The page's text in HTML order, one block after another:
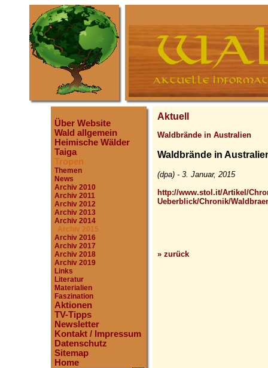
Über Website
Wald allgemein
Heimische Wälder
Taiga
Tropen
Themen
News
Archiv 2010
Archiv 2011
Archiv 2012
Archiv 2013
Archiv 2014
Archiv 2015
Archiv 2016
Archiv 2017
Archiv 2018
Archiv 2019
Links
Literatur
Materialien
Faszination
Aktionen
TV-Tipps
Newsletter
Kontakt / Impressum
Datenschutz
Sitemap
Home
Aktuell
Waldbrände in Australien
Waldbrände in
(dpa) - 3. Januar, 2015
http://www.stol.it/Artikel/
Ueberblick/Chronik/
» zurück